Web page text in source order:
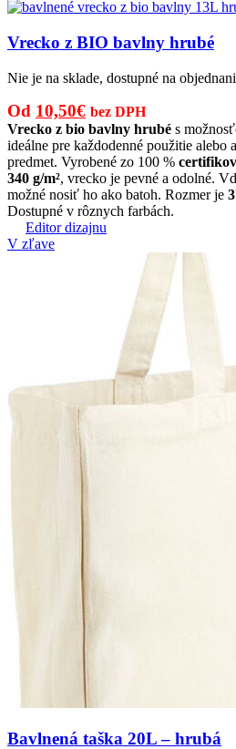
Vrecko z BIO bavlny hrubé
Nie je na sklade, dostupné na
Od Pôvodná
cena
bola:
15,00€.
10,50€Aktuálna
cena
je:
10,50€.
bez DPH
Vrecko z bio bavlny hrubé s
ideálne pre každodenné použitie alebo
predmet. Vyrobené zo 100 %
340 g/m², vrecko je pevné a odolné.
možné nosiť ho ako batoh. Rozmer je
Dostupné v rôznych farbách.
Editor dizajnu
V zľave
Bavlnená taška 20L – hrubá